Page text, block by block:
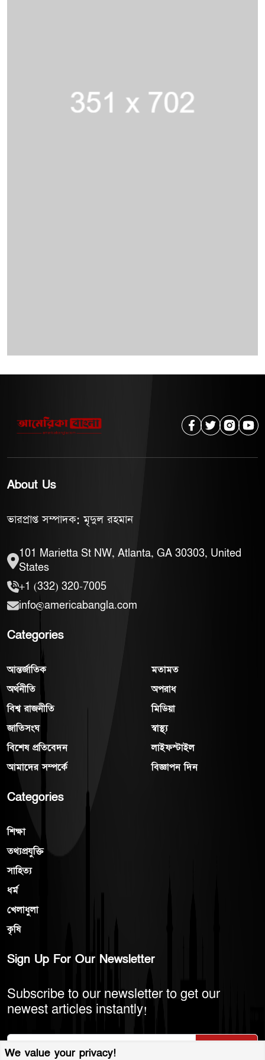
About Us
ভারপ্রাপ্ত সম্পাদক: মৃদুল রহমান
101 Marietta St NW, Atlanta, GA 30303, United
States
+1 (332) 320-7005
info@americabangla.com
Categories
আন্তর্জাতিক
অর্থনীতি
বিশ্ব রাজনীতি
জাতিসংঘ
বিশেষ প্রতিবেদন
আমাদের সম্পর্কে
মতামত
অপরাধ
মিডিয়া
স্বাস্থ্য
লাইফস্টাইল
বিজ্ঞাপন দিন
Categories
শিক্ষা
তথ্যপ্রযুক্তি
সাহিত্য
ধর্ম
খেলাধুলা
কৃষি
Sign Up For Our Newsletter
Subscribe to our newsletter to get our
newest articles instantly!
We value your privacy!